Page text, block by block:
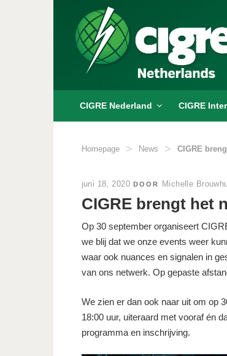
CIGRE Nederland CIGRE
Homepage > News > CIGRE
GEPLAATST
juni 18, 2020DOOR Michelle
CIGRE brengt het
Op 30 september organiseert
we blij dat we onze events weer
waar ook nuances en signalen in
van ons netwerk. Op gepaste
We zien er dan ook naar uit om op
18:00 uur, uiteraard met vooraf én
programma en inschrijving.